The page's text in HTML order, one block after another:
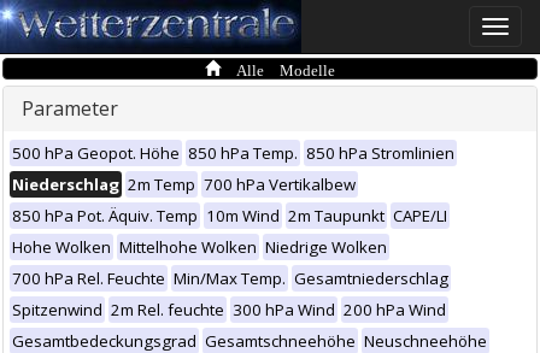
Toggle
Alle Modelle
Parameter
500 hPa Geopot. Höhe 850 hPa Temp. 850 hPa Stromlinien
Niederschlag 2m Temp 700 hPa Vertikalbew
850 hPa Pot. Äquiv. Temp 10m Wind 2m Taupunkt CAPE/LI
Hohe Wolken Mittelhohe Wolken Niedrige Wolken
700 hPa Rel. Feuchte Min/Max Temp. Gesamtniederschlag
Spitzenwind 2m Rel. feuchte 300 hPa Wind 200 hPa Wind
Gesamtbedeckungsgrad Gesamtschneehöhe Neuschneehöhe